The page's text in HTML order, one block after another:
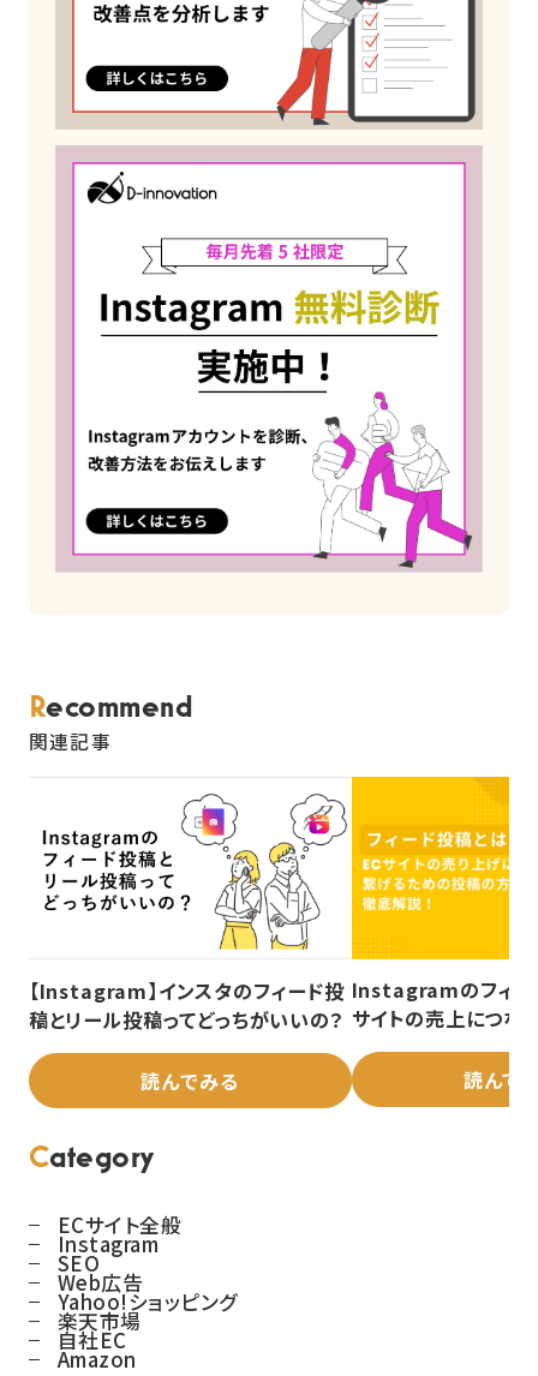
Recommend
関連記事
【Instagram】インスタのフィード投
稿とリール投稿ってどっちがいいの？
読んでみる
Instagramのフィー
サイトの売上につな
の方法を徹底解説！
読んで
Category
ECサイト全般
Instagram
SEO
Web広告
Yahoo!ショッピング
楽天市場
自社EC
Amazon